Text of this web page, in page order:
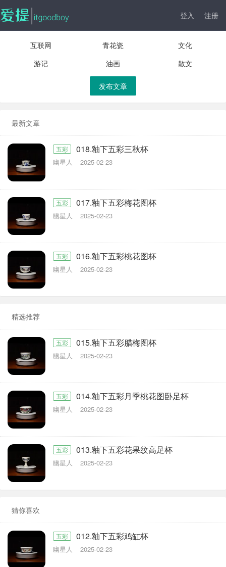
登入 注册
互联网 青花瓷
文化
游记
油画 散文
发布文章
最新文章
五彩 018.釉下五彩三秋杯
幽星人 2025-02-23
五彩 017.釉下五彩梅花图杯
幽星人 2025-02-23
五彩 016.釉下五彩桃花图杯
幽星人 2025-02-23
精选推荐
五彩 015.釉下五彩腊梅图杯
幽星人 2025-02-23
五彩 014.釉下五彩月季桃花图卧足杯
幽星人 2025-02-23
五彩 013.釉下五彩花果纹高足杯
幽星人 2025-02-23
猜你喜欢
五彩 012.釉下五彩鸡缸杯
幽星人 2025-02-23